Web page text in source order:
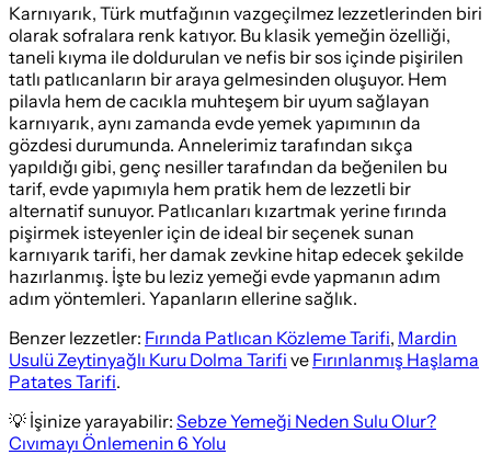
Karnıyarık, Türk mutfağının vazgeçilmez lezzetlerinden biri
olarak sofralara renk katıyor. Bu klasik yemeğin özelliği,
taneli kıyma ile doldurulan ve nefis bir sos içinde pişirilen
tatlı patlıcanların bir araya gelmesinden oluşuyor. Hem
pilavla hem de cacıkla muhteşem bir uyum sağlayan
karnıyarık, aynı zamanda evde yemek yapımının da
gözdesi durumunda. Annelerimiz tarafından sıkça
yapıldığı gibi, genç nesiller tarafından da beğenilen bu
tarif, evde yapımıyla hem pratik hem de lezzetli bir
alternatif sunuyor. Patlıcanları kızartmak yerine fırında
pişirmek isteyenler için de ideal bir seçenek sunan
karnıyarık tarifi, her damak zevkine hitap edecek şekilde
hazırlanmış. İşte bu leziz yemeği evde yapmanın adım
adım yöntemleri. Yapanların ellerine sağlık.
Benzer lezzetler: Fırında Patlıcan Közleme Tarifi, Mardin
Usulü Zeytinyağlı Kuru Dolma Tarifi ve Fırınlanmış Haşlama
Patates Tarifi.
💡 İşinize yarayabilir: Sebze Yemeği Neden Sulu Olur?
Cıvımayı Önlemenin 6 Yolu